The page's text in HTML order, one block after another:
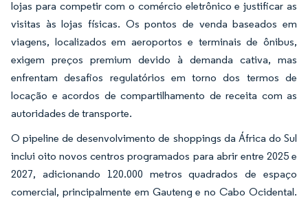
lojas para competir com o comércio eletrônico e justificar as
visitas às lojas físicas. Os pontos de venda baseados em
viagens, localizados em aeroportos e terminais de ônibus,
exigem preços premium devido à demanda cativa, mas
enfrentam desafios regulatórios em torno dos termos de
locação e acordos de compartilhamento de receita com as
autoridades de transporte.
O pipeline de desenvolvimento de shoppings da África do Sul
inclui oito novos centros programados para abrir entre 2025 e
2027, adicionando 120.000 metros quadrados de espaço
comercial, principalmente em Gauteng e no Cabo Ocidental.